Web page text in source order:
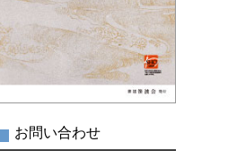
お問い合わせ